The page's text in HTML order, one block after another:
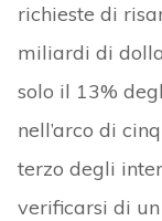
richieste di
miliardi di
solo il 13%
nell’arco di
terzo degli
verificarsi di